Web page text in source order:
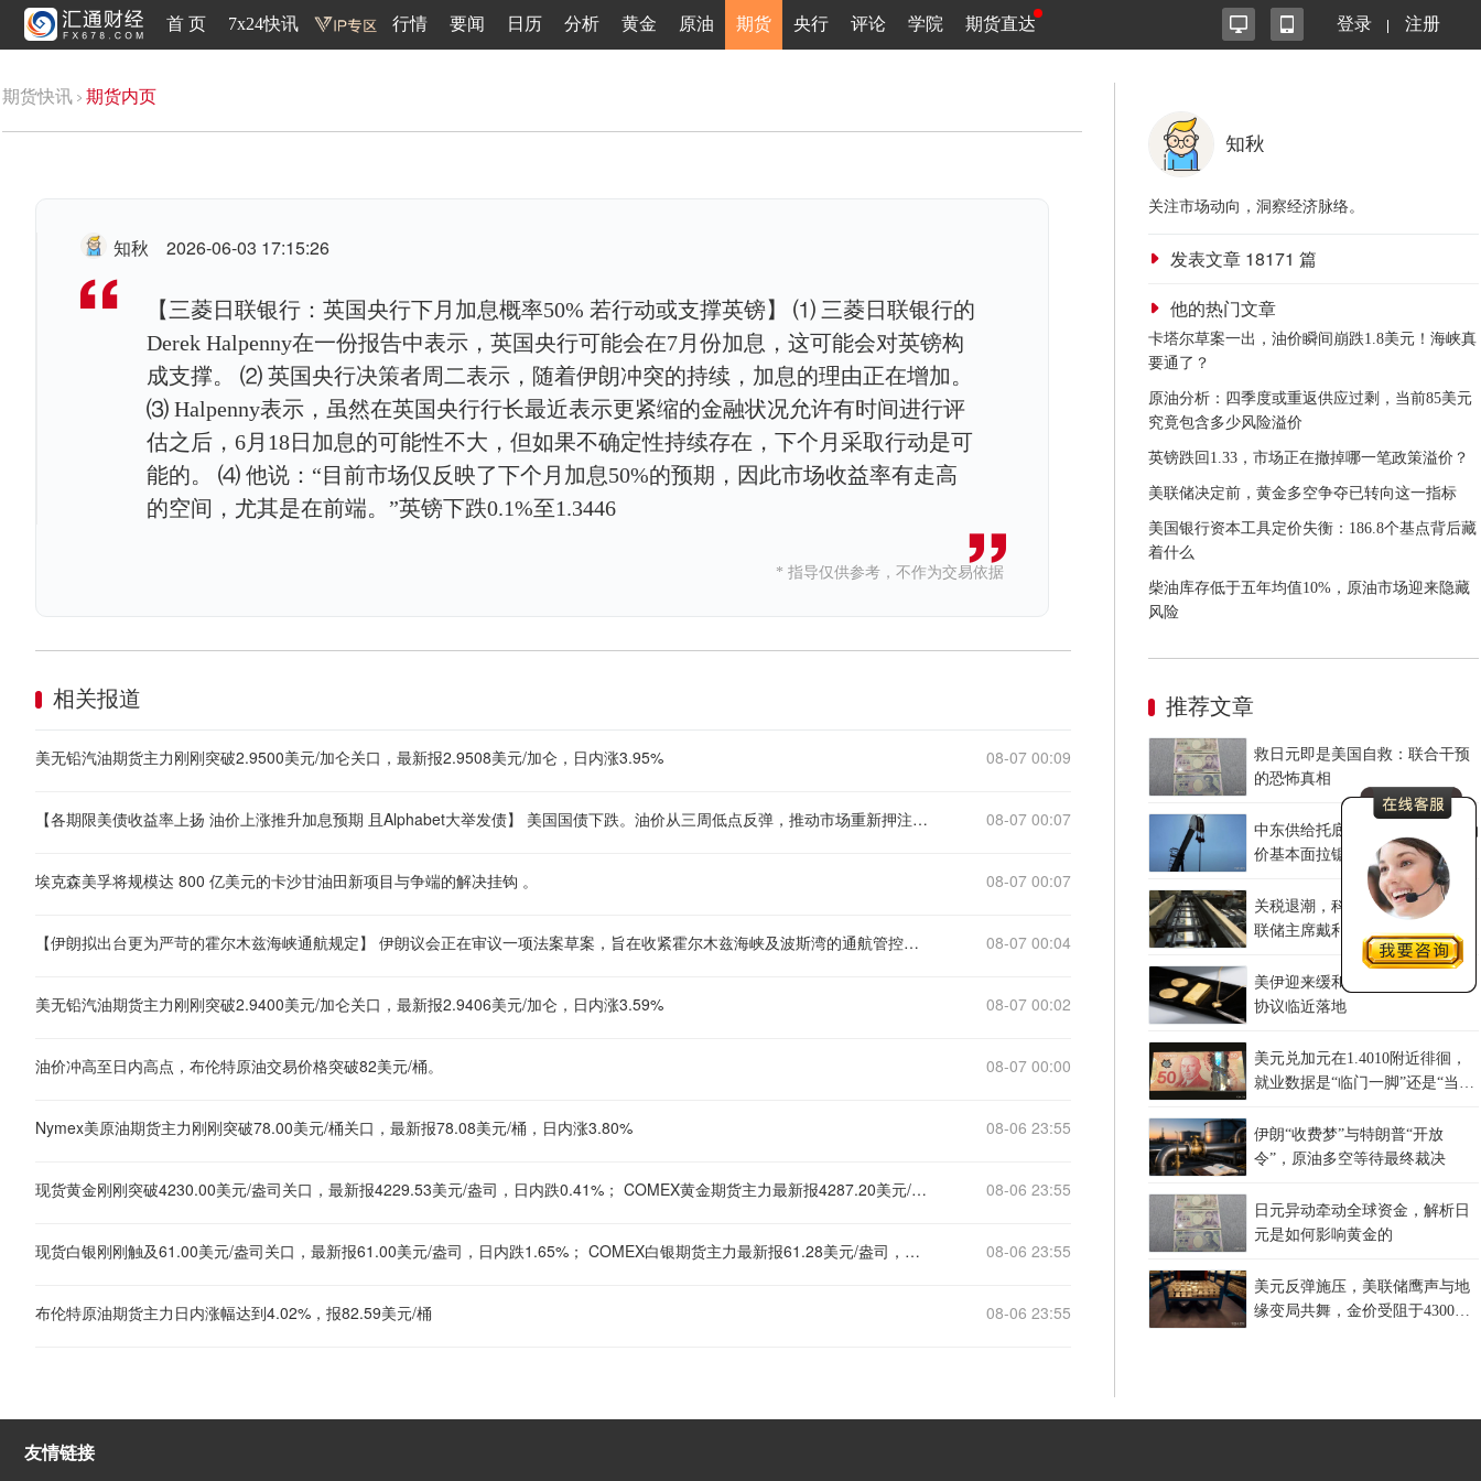
首 页 7x24快讯 行情 要闻 日历 分析 黄金 原油 期货 央行 评论 学院 期货直达 登录 注册
期货快讯 期货内页
知秋 2026-06-03 17:15:26
【三菱日联银行：英国央行下月加息概率50% 若行动或支撑英镑】 ⑴ 三菱日联银行的
Derek Halpenny在一份报告中表示，英国央行可能会在7月份加息，这可能会对英镑构
成支撑。 ⑵ 英国央行决策者周二表示，随着伊朗冲突的持续，加息的理由正在增加。
⑶ Halpenny表示，虽然在英国央行行长最近表示更紧缩的金融状况允许有时间进行评
估之后，6月18日加息的可能性不大，但如果不确定性持续存在，下个月采取行动是可
能的。 ⑷ 他说：“目前市场仅反映了下个月加息50%的预期，因此市场收益率有走高
的空间，尤其是在前端。”英镑下跌0.1%至1.3446
* 指导仅供参考，不作为交易依据
相关报道
美无铅汽油期货主力刚刚突破2.9500美元/加仑关口，最新报2.9508美元/加仑，日内涨3.95% 08-07 00:09
【各期限美债收益率上扬 油价上涨推升加息预期 且Alphabet大举发债】 美国国债下跌。油价从三周低点反弹，推动市场重新押注美联储加息；与此同时，谷歌母公司Alphabet Inc.计划进行一笔巨额公司债发行。各期限美债收益率上升2至4个基点，其中短期收益率涨幅最大。油价上涨已推动加息预期升温，而媒体报道称，如果未来几周公布的通胀数据偏热，美联储主席凯文·沃什准备加息，进一步强化了这一预期。道明证券美国利率策略师Molly Brooks表示：“美联储或许确实需要真正加息，才能证明其认真对待抗击通胀。”美国下周将公布7月消费者价格指数和生产者价格指数等关键通胀数据，7月就业报告则定于本周五发布。美联储的双重使命包括维持物价稳定和实现充分就业，因此劳动力市场疲软也可能限制其为压低通胀而加息的意愿。在Alphabet宣布将发行10部分债券以筹集高达250亿美元资金后，较长期国债收益率触及盘中高点。 08-07 00:07
埃克森美孚将规模达 800 亿美元的卡沙甘油田新项目与争端的解决挂钩 。 08-07 00:07
【伊朗拟出台更为严苛的霍尔木兹海峡通航规定】 伊朗议会正在审议一项法案草案，旨在收紧霍尔木兹海峡及波斯湾的通航管控规则。主要提案内容包括：禁止与美国、以色列及其他敌对国家有关联的船只通行。拦截与以色列相关的军用及民用货物。限制参与针对 “抵抗轴心” 行动的相关船只通行。拒绝向欠付伊朗赔偿的当事方开放航道。对违规行为处以最高货物价值 20% 的罚款。该提案仍在审议阶段，尚未获得批准。 08-07 00:04
美无铅汽油期货主力刚刚突破2.9400美元/加仑关口，最新报2.9406美元/加仑，日内涨3.59% 08-07 00:02
油价冲高至日内高点，布伦特原油交易价格突破82美元/桶。 08-07 00:00
Nymex美原油期货主力刚刚突破78.00美元/桶关口，最新报78.08美元/桶，日内涨3.80% 08-06 23:55
现货黄金刚刚突破4230.00美元/盎司关口，最新报4229.53美元/盎司，日内跌0.41%； COMEX黄金期货主力最新报4287.20美元/盎司，日内跌0.42%； 08-06 23:55
现货白银刚刚触及61.00美元/盎司关口，最新报61.00美元/盎司，日内跌1.65%； COMEX白银期货主力最新报61.28美元/盎司，日内跌1.62%； 08-06 23:55
布伦特原油期货主力日内涨幅达到4.02%，报82.59美元/桶 08-06 23:55
知秋
关注市场动向，洞察经济脉络。
发表文章 18171 篇
他的热门文章
卡塔尔草案一出，油价瞬间崩跌1.8美元！海峡真
要通了？
原油分析：四季度或重返供应过剩，当前85美元
究竟包含多少风险溢价
英镑跌回1.33，市场正在撤掉哪一笔政策溢价？
美联储决定前，黄金多空争夺已转向这一指标
美国银行资本工具定价失衡：186.8个基点背后藏
着什么
柴油库存低于五年均值10%，原油市场迎来隐藏
风险
推荐文章
救日元即是美国自救：联合干预
的恐怖真相
中东供给托底 美国油品紧平衡 油
价基本面拉锯战
关税退潮，科技加热——旧金山
联储主席戴利讲话中的美元线索
美伊迎来缓和窗口 霍尔木兹临时
协议临近落地
美元兑加元在1.4010附近徘徊，
就业数据是“临门一脚”还是“当头
伊朗“收费梦”与特朗普“开放
令”，原油多空等待最终裁决
日元异动牵动全球资金，解析日
元是如何影响黄金的
美元反弹施压，美联储鹰声与地
缘变局共舞，金价受阻于4300关
友情链接